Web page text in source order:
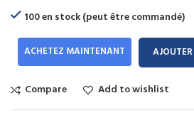
100 en stock (peut être commandé)
ACHETEZ MAINTENANT
Compare Add to wishlist